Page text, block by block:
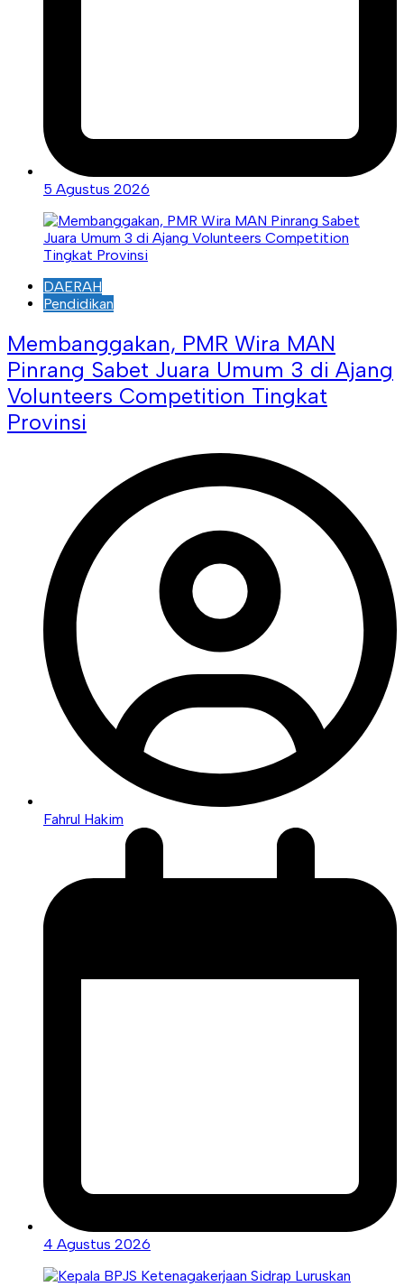
5 Agustus 2026
DAERAH
Pendidikan
Membanggakan, PMR Wira MAN
Pinrang Sabet Juara Umum 3 di Ajang
Volunteers Competition Tingkat
Provinsi
Fahrul Hakim
4 Agustus 2026